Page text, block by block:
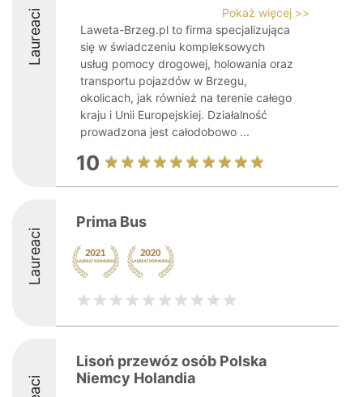
Laureaci
Pokaż więcej >>
Laweta-Brzeg.pl to firma specjalizująca
się w świadczeniu kompleksowych
usług pomocy drogowej, holowania oraz
transportu pojazdów w Brzegu,
okolicach, jak również na terenie całego
kraju i Unii Europejskiej. Działalność
prowadzona jest całodobowo ...
10
Laureaci
Prima Bus
Lisoń przewóz osób Polska
Niemcy Holandia